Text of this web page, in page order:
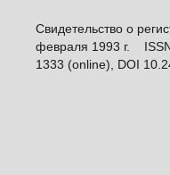
Свидетельство о
февраля 1993 г.
1333 (online), DOI